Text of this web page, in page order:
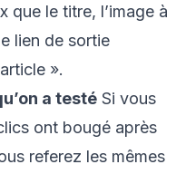
que le titre, l’image à
lien de sortie
».
a testé Si vous
ont bougé après
referez les mêmes